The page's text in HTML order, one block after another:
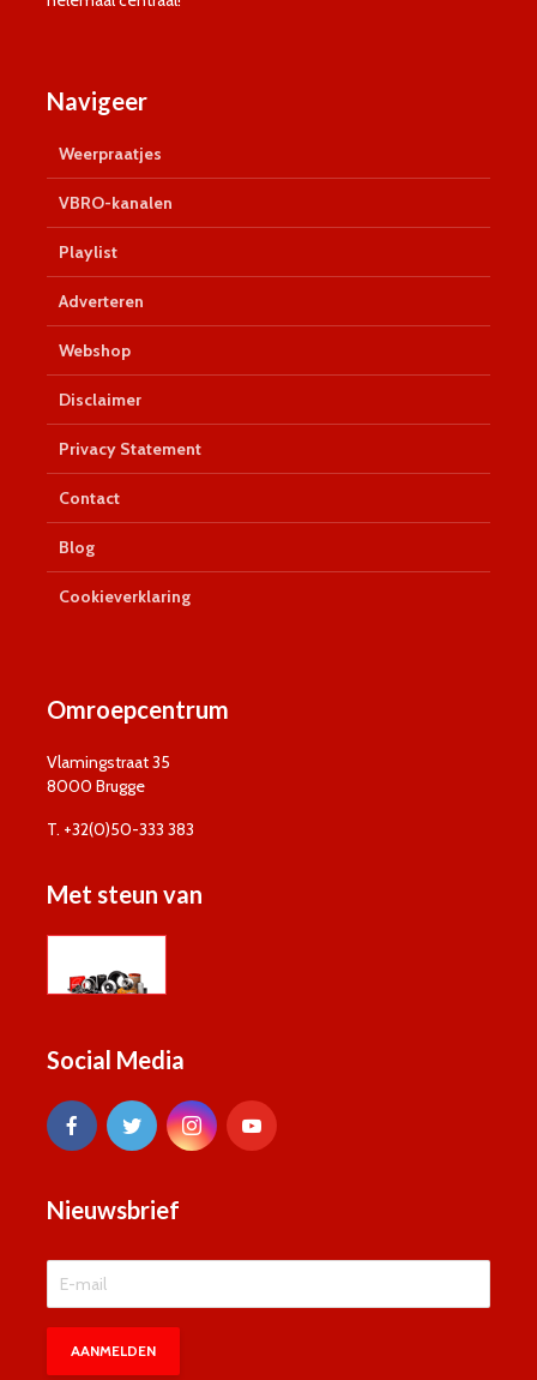
Navigeer
Weerpraatjes
VBRO-kanalen
Playlist
Adverteren
Webshop
Disclaimer
Privacy Statement
Contact
Blog
Cookieverklaring
Omroepcentrum
Vlamingstraat 35
8000 Brugge
T. +32(0)50-333 383
Met steun van
Social Media
Nieuwsbrief